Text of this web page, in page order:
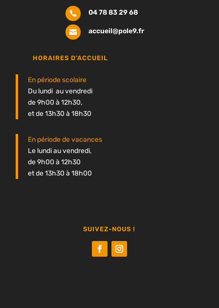
 04 78 83 29 68
 accueil@pole9.fr
HORAIRES D'ACCUEIL
En période scolaire
Du lundi au vendredi
de 9h00 à 12h30,
et de 13h30 à 18h30
En période de vacances
Le lundi au vendredi,
de 9h00 à 12h30
et de 13h30 à 18h00
SUIVEZ-NOUS !